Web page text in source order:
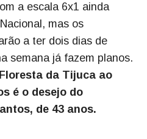
a escala 6x1 ainda
mas os
a ter dois dias de
semana já fazem planos.
da Tijuca ao
é o desejo do
de 43 anos.